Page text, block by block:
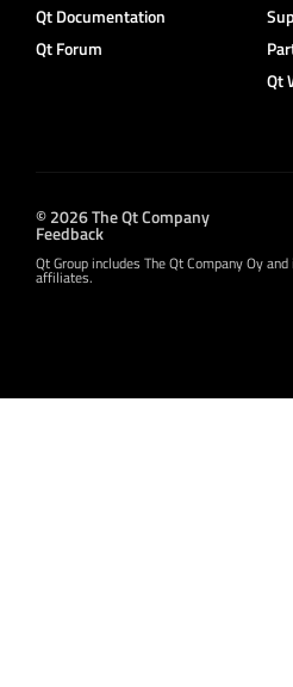
Qt Documentation
Qt Forum
Qt
© 2026 The Qt Company
Feedback
Qt Group includes The Qt Company Oy
affiliates.